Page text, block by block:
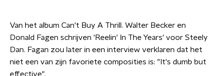
Van het album Can't Buy A Thrill. Walter Becker en
Donald Fagen schrijven 'Reelin' In The Years' voor Steely
Dan. Fagan zou later in een interview verklaren dat het
niet een van zijn favoriete composities is: "It's dumb but
effective".